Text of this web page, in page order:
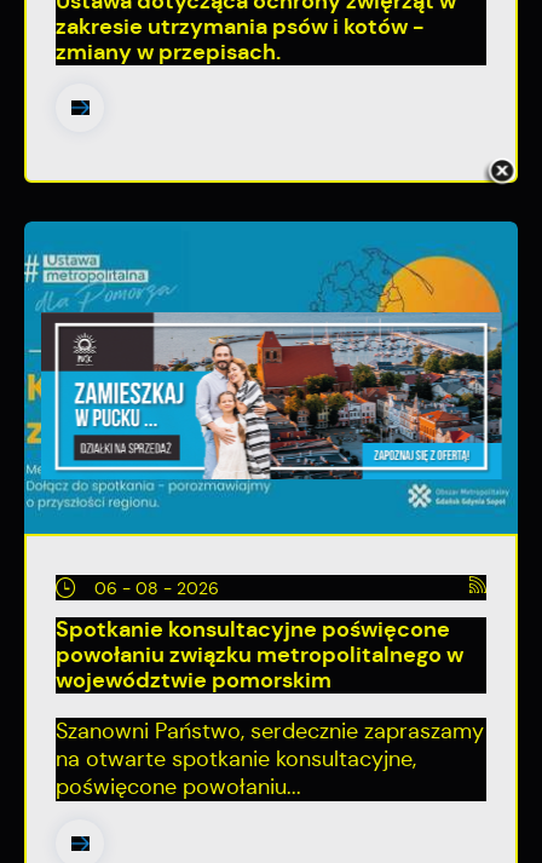
zakresie utrzymania psów i kotów -
zmiany w przepisach.
06 - 08 - 2026
Spotkanie konsultacyjne poświęcone
powołaniu związku metropolitalnego w
województwie pomorskim
Szanowni Państwo, serdecznie zapraszamy
na otwarte spotkanie konsultacyjne,
poświęcone powołaniu...